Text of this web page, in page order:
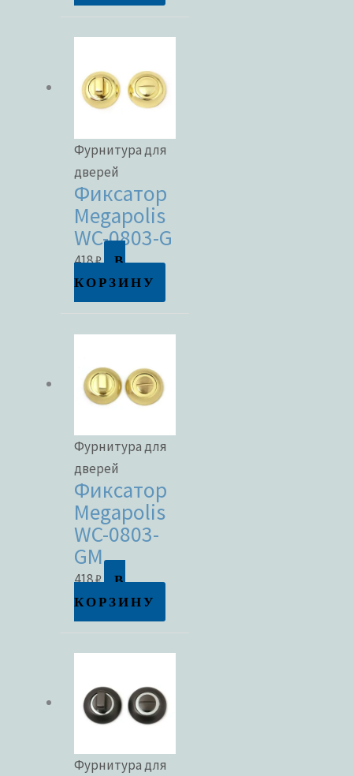
Фурнитура для
дверей
Фиксатор
Megapolis
WC-0803-G
418₽
В
КОРЗИНУ
Фурнитура для
дверей
Фиксатор
Megapolis
WC-0803-
GM
418₽
В
КОРЗИНУ
Фурнитура для